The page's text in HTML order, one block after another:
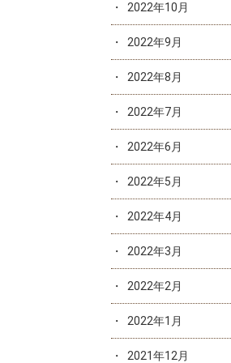
2022年10月
2022年9月
2022年8月
2022年7月
2022年6月
2022年5月
2022年4月
2022年3月
2022年2月
2022年1月
2021年12月